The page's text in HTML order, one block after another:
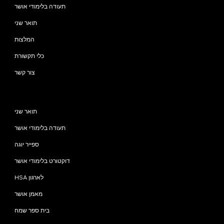
תעודה בלימודי אושר
תואר שני
המלצות
כלי תקשורת
צור קשר
תואר שני
תעודה בלימודי אושר
ספייר יוגה
דוקטורט בלימודי אושר
HSA לארגון
מאמן אושר
בית ספר שמח